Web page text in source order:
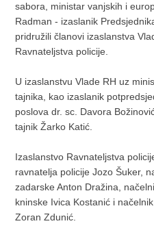
sabora, ministar vanjskih i
Radman - izaslanik
pridružili članovi izaslanstva
Ravnateljstva policije.
U izaslanstvu Vlade RH uz
tajnika, kao izaslanik
poslova dr. sc. Davora
tajnik Žarko Katić.
Izaslanstvo Ravnateljstva
ravnatelja policije Jozo Šuker,
zadarske Anton Dražina,
kninske Ivica Kostanić i
Zoran Zdunić.